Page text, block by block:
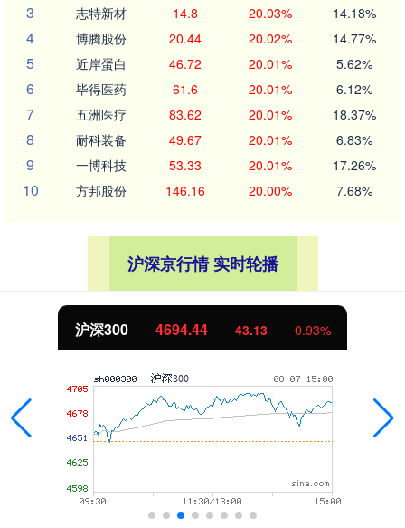
3 志特新材 14.8 20.03% 14.18%
4 博腾股份 20.44 20.02% 14.77%
5 近岸蛋白 46.72 20.01% 5.62%
6 毕得医药 61.6 20.01% 6.12%
7 五洲医疗 83.62 20.01% 18.37%
8 耐科装备 49.67 20.01% 6.83%
9 一博科技 53.33 20.01% 17.26%
10 方邦股份 146.16 20.00% 7.68%
沪深京行情 实时轮播
沪深300 4694.44 43.13 0.93%